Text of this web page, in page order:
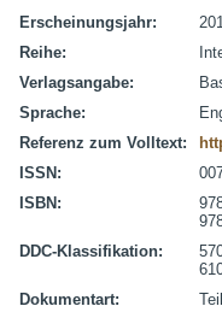
Erscheinungsjahr:
Reihe:
Verlagsangabe:
Sprache:
Referenz zum Volltext:
ISSN:
ISBN:
DDC-Klassifikation:
Dokumentart: